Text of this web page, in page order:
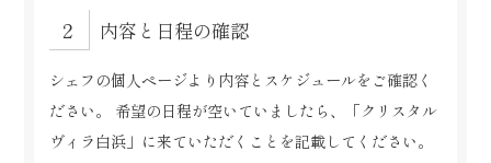
内容と日程の確認
シェフの個人ページより内容とスケジュールをご確認く
ださい。
希望の日程が空いていましたら、「クリスタル
ヴィラ白浜」に来ていただくことを記載してください。